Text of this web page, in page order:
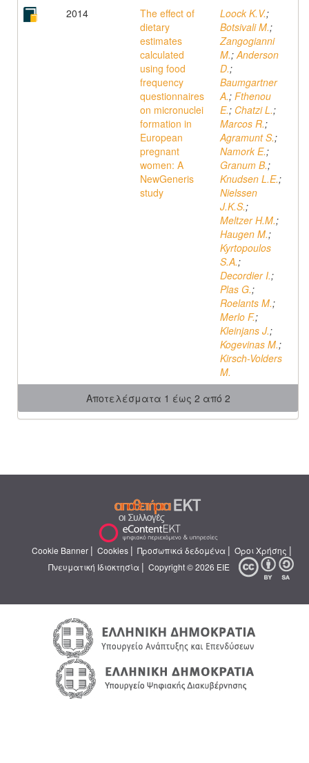
2014
The effect of
dietary
estimates
calculated
using food
frequency
questionnaires
on micronuclei
formation in
European
pregnant
women: A
NewGeneris
study
Loock K.V.;
Botsivali M.;
Zangogianni
M.;Anderson
D.;
Baumgartner
A.; Fthenou
E.; Chatzi L.;
Marcos R.;
Agramunt S.;
Namork E.;
Granum B.;
Knudsen L.E.;
Nielssen
J.K.S.;
Meltzer H.M.;
Haugen M.;
Kyrtopoulos
S.A.;
Decordier I.;
Plas G.;
Roelants M.;
Merlo F.;
Kleinjans J.;
Kogevinas M.;
Kirsch-Volders
M.
Αποτελέσματα 1 έως 2 από 2
Cookie Banner | Cookies | Προσωπικά δεδομένα | Όροι Χρήσης |
Πνευματική Ιδιοκτησία | Copyright © 2026 ΕΙΕ